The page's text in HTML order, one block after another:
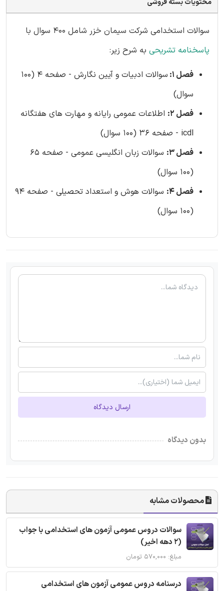
محتویات بسته فروشی
سوالات استخدامی شرکت سیمان خزر شامل 400 سوال با
پاسخنامه تشریحی به شرح زیر:
فصل 1:
سوالات ادبیات و آیین نگارش - صفحه 4 (100
سوال)
فصل 2:
اطلاعات عمومی رایانه و مهارت های هفتگانه
icdl - صفحه 36 (100 سوال)
فصل 3:
سوالات زبان انگلیسی عمومی - صفحه 65
(100 سوال)
فصل 4:
سوالات هوش و استعداد تحصیلی - صفحه 94
(100 سوال)
ارسال دیدگاه
بدون دیدگاه
محصولات مشابه
سوالات دروس عمومی آزمون های استخدامی با جواب
(2 دهه اخیر)
مبلغ: ۵۷۰,۰۰۰ تومان
درسنامه دروس عمومی آزمون های استخدامی